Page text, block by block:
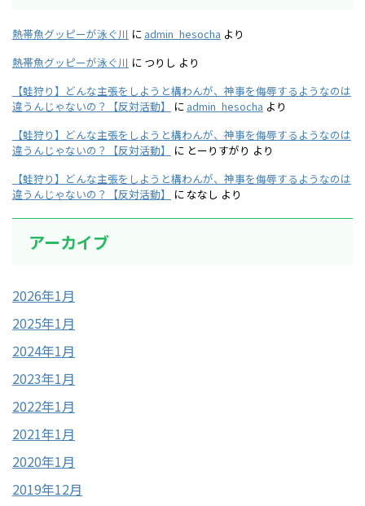
熱帯魚グッピーが泳ぐ川 に admin_hesocha より
熱帯魚グッピーが泳ぐ川 に つりし より
【蛙狩り】どんな主張をしようと構わんが、神事を侮辱するようなのは
違うんじゃないの？【反対活動】
に admin_hesocha より
【蛙狩り】どんな主張をしようと構わんが、神事を侮辱するようなのは
違うんじゃないの？【反対活動】
に とーりすがり より
【蛙狩り】どんな主張をしようと構わんが、神事を侮辱するようなのは
違うんじゃないの？【反対活動】
に ななし より
アーカイブ
2026年1月
2025年1月
2024年1月
2023年1月
2022年1月
2021年1月
2020年1月
2019年12月